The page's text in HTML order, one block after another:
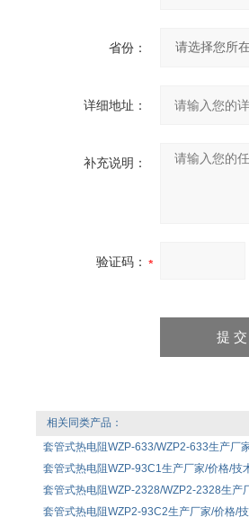
省份：
详细地址：
补充说明：
验证码：
相关同类产品：
套管式热电阻WZP-633/WZP2-633生产厂
套管式热电阻WZP-93C1生产厂家/价格/技
套管式热电阻WZP-2328/WZP2-2328生产
套管式热电阻WZP2-93C2生产厂家/价格/